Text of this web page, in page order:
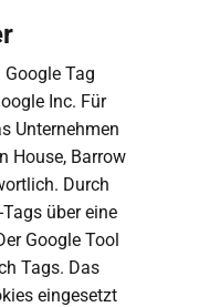
Google Tag
Inc. Für
Unternehmen
House, Barrow
Durch
über eine
Google Tool
Tags. Das
eingesetzt